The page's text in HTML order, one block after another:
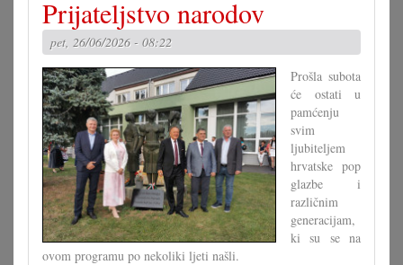
hrvatski
festival
u
Devinskom
Novo
Selu
Prijateljstvo narodov
pet, 26/06/2026 - 08:22
Prošla subota
će ostati u
pamćenju
svim
ljubiteljem
hrvatske pop
glazbe i
različnim
generacijam,
ki su se na
ovom programu po nekoliki ljeti našli.